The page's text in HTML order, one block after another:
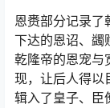
恩赉部分记录了
下达的恩诏、蠲
乾隆帝的恩宠与
现，让后人得以
辑入了皇子、臣